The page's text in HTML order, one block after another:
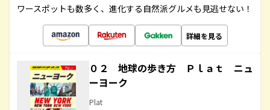
ワースポットも数多く、進化する自然派グルメも見逃せない！
詳細を見る
０２ 地球の歩き方 Ｐｌａｔ ニュ
ーヨーク
Plat